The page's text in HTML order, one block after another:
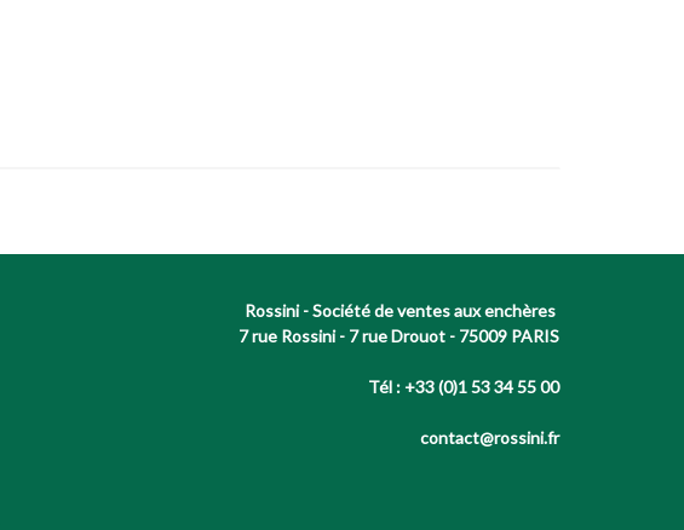
Rossini - Société de ventes aux enchères
7 rue Rossini - 7 rue Drouot - 75009 PARIS
Tél : +33 (0)1 53 34 55 00
contact@rossini.fr